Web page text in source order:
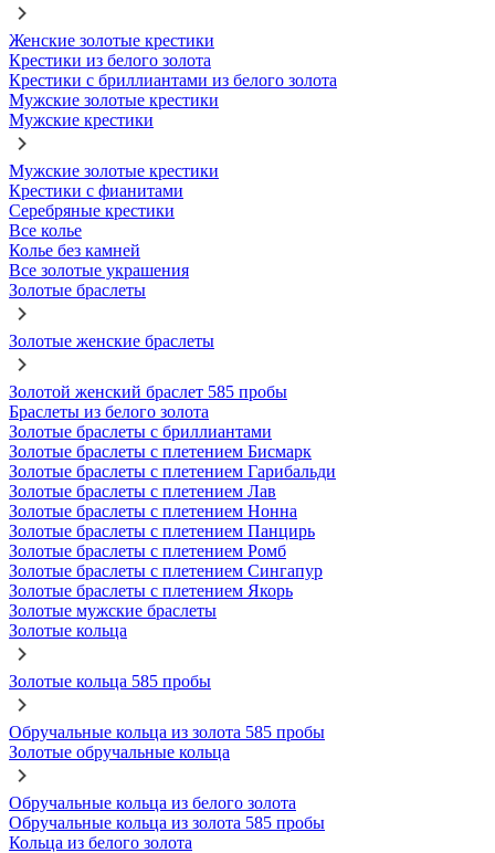
Женские золотые крестики
Крестики из белого золота
Крестики с бриллиантами из белого золота
Мужские золотые крестики
Мужские крестики
Мужские золотые крестики
Крестики с фианитами
Серебряные крестики
Все колье
Колье без камней
Все золотые украшения
Золотые браслеты
Золотые женские браслеты
Золотой женский браслет 585 пробы
Браслеты из белого золота
Золотые браслеты с бриллиантами
Золотые браслеты с плетением Бисмарк
Золотые браслеты с плетением Гарибальди
Золотые браслеты с плетением Лав
Золотые браслеты с плетением Нонна
Золотые браслеты с плетением Панцирь
Золотые браслеты с плетением Ромб
Золотые браслеты с плетением Сингапур
Золотые браслеты с плетением Якорь
Золотые мужские браслеты
Золотые кольца
Золотые кольца 585 пробы
Обручальные кольца из золота 585 пробы
Золотые обручальные кольца
Обручальные кольца из белого золота
Обручальные кольца из золота 585 пробы
Кольца из белого золота